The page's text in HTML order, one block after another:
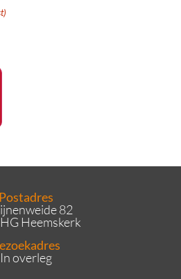
Postadres
82
Heemskerk
In overleg